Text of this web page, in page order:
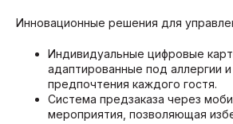
Инновационные решения для
Индивидуальные цифровые
адаптированные под аллергии
предпочтения каждого гостя.
Система предзаказа через
мероприятия, позволяющая